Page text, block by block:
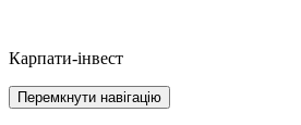
Карпати-інвест
Перемкнути навігацію